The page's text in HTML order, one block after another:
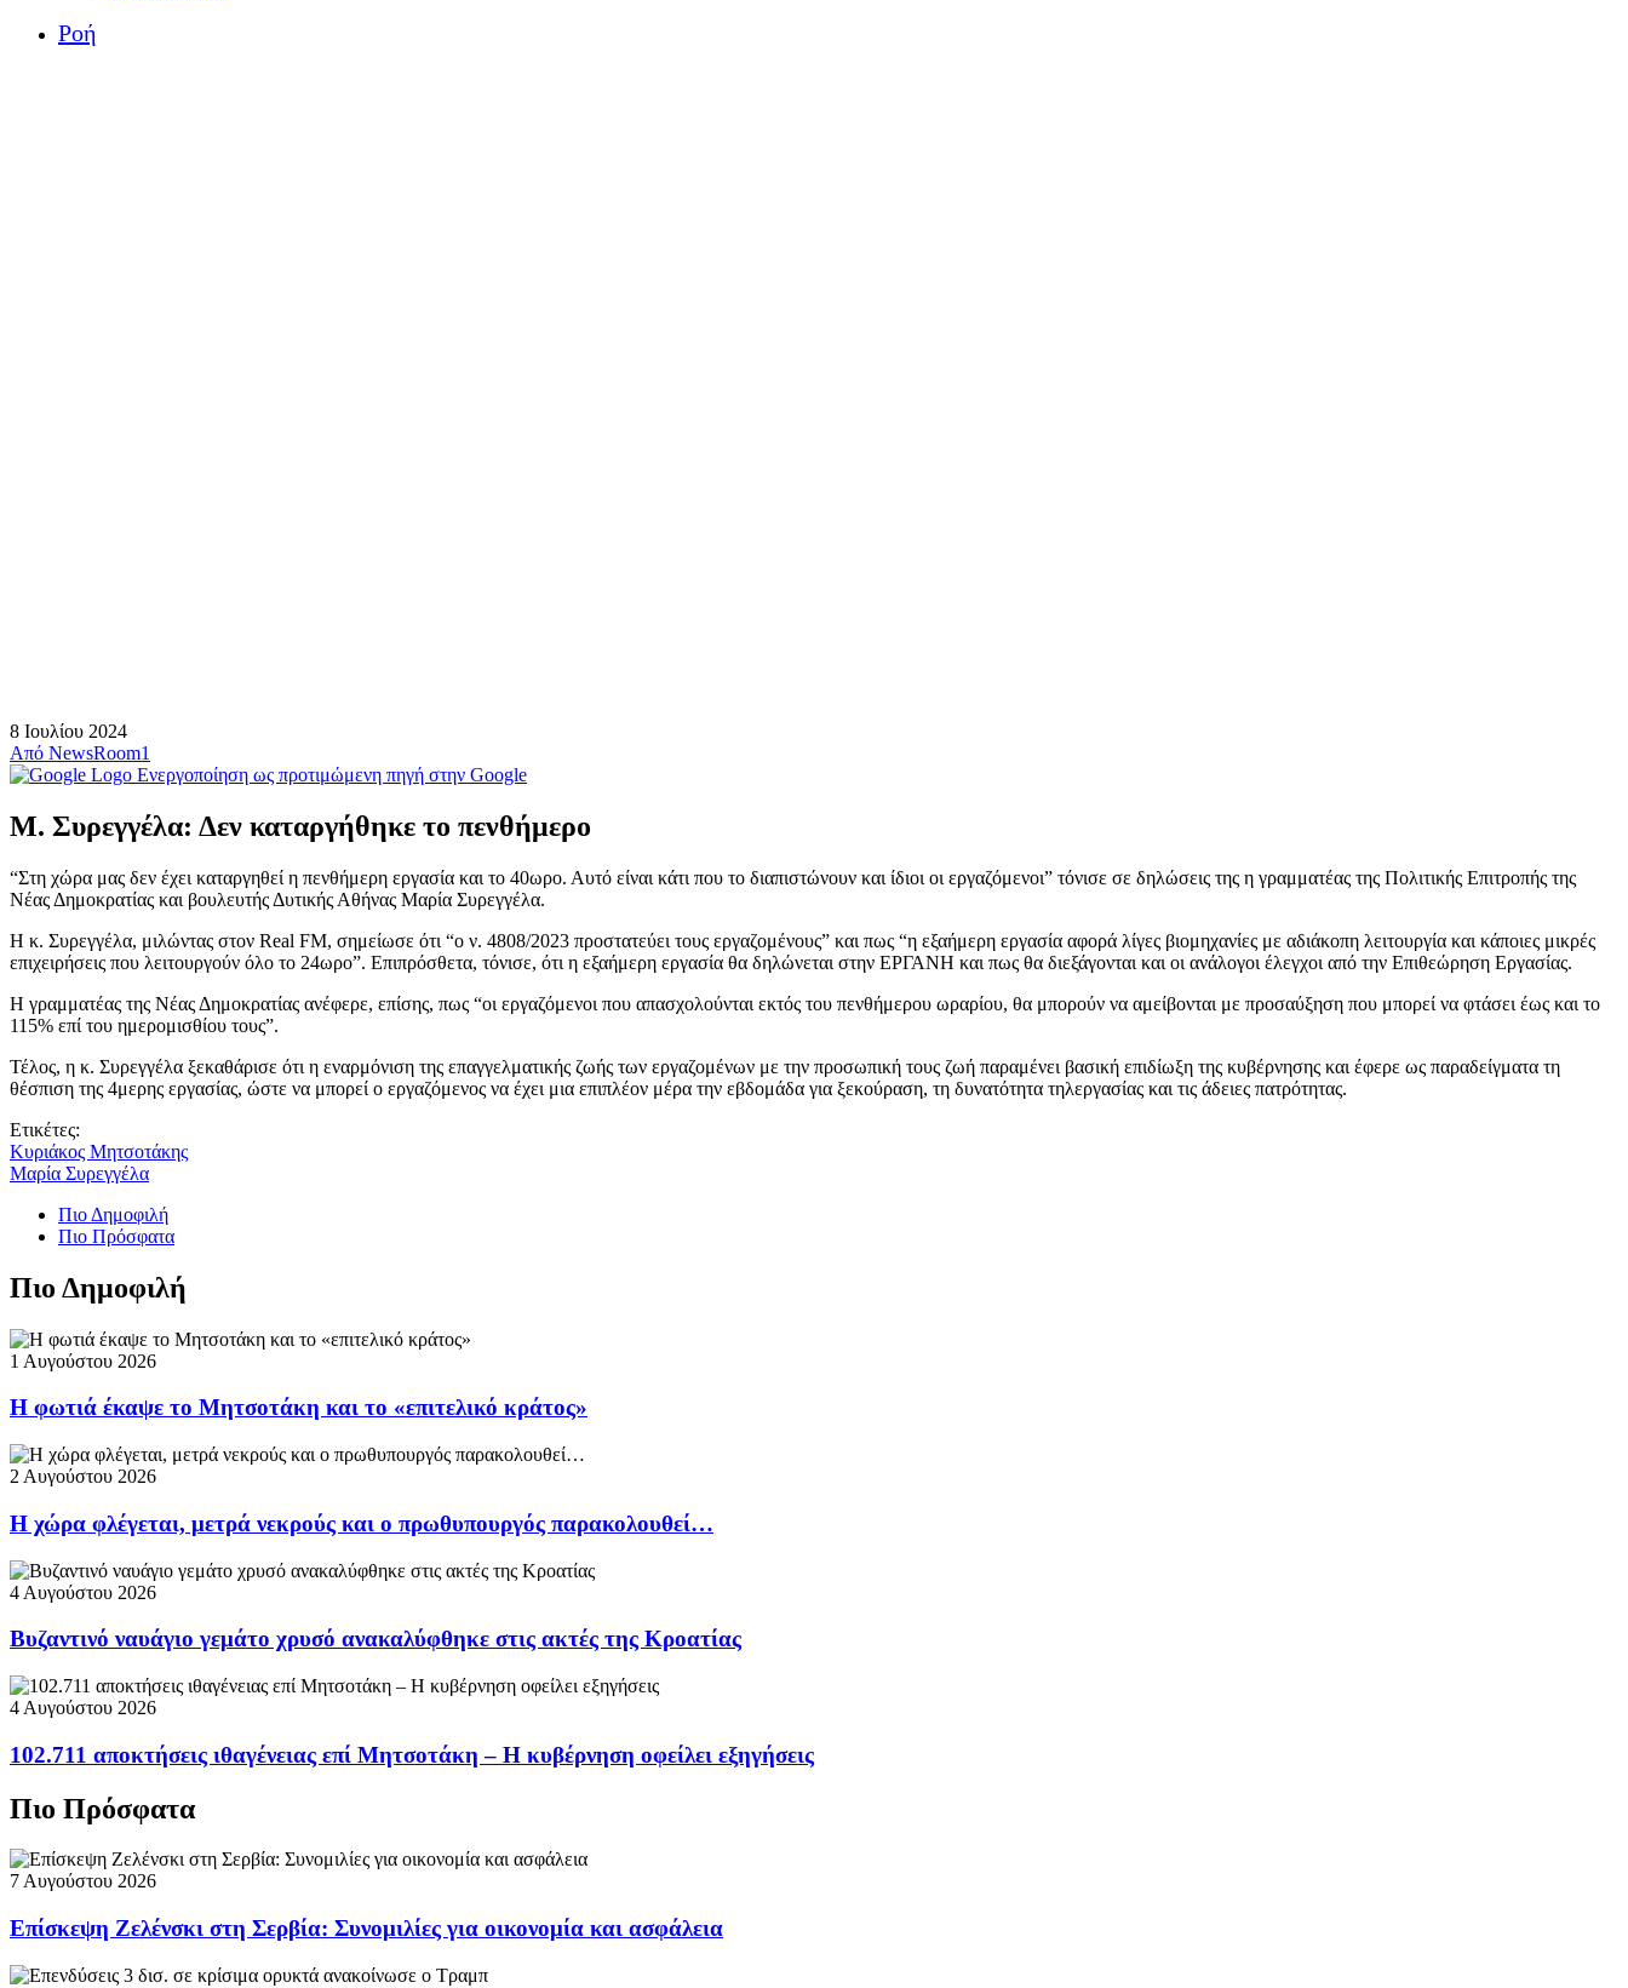
Ροή
8 Ιουλίου 2024
Από NewsRoom1
Ενεργοποίηση ως προτιμώμενη πηγή στην Google
Μ. Συρεγγέλα: Δεν καταργήθηκε το πενθήμερο
“Στη χώρα μας δεν έχει καταργηθεί η πενθήμερη εργασία και το 40ωρο. Αυτό είναι κάτι που το διαπιστώνουν και ίδιοι οι εργαζόμενοι” τόνισε σε δηλώσεις της η γραμματέας της Πολιτικής Επιτροπής της
Νέας Δημοκρατίας και βουλευτής Δυτικής Αθήνας Μαρία Συρεγγέλα.
Η κ. Συρεγγέλα, μιλώντας στον Real FM, σημείωσε ότι “ο ν. 4808/2023 προστατεύει τους εργαζομένους” και πως “η εξαήμερη εργασία αφορά λίγες βιομηχανίες με αδιάκοπη λειτουργία και κάποιες μικρές
επιχειρήσεις που λειτουργούν όλο το 24ωρο”. Επιπρόσθετα, τόνισε, ότι η εξαήμερη εργασία θα δηλώνεται στην ΕΡΓΑΝΗ και πως θα διεξάγονται και οι ανάλογοι έλεγχοι από την Επιθεώρηση Εργασίας.
Η γραμματέας της Νέας Δημοκρατίας ανέφερε, επίσης, πως “οι εργαζόμενοι που απασχολούνται εκτός του πενθήμερου ωραρίου, θα μπορούν να αμείβονται με προσαύξηση που μπορεί να φτάσει έως και το
115% επί του ημερομισθίου τους”.
Τέλος, η κ. Συρεγγέλα ξεκαθάρισε ότι η εναρμόνιση της επαγγελματικής ζωής των εργαζομένων με την προσωπική τους ζωή παραμένει βασική επιδίωξη της κυβέρνησης και έφερε ως παραδείγματα τη
θέσπιση της 4μερης εργασίας, ώστε να μπορεί ο εργαζόμενος να έχει μια επιπλέον μέρα την εβδομάδα για ξεκούραση, τη δυνατότητα τηλεργασίας και τις άδειες πατρότητας.
Ετικέτες:
Κυριάκος Μητσοτάκης
Μαρία Συρεγγέλα
Πιο Δημοφιλή
Πιο Πρόσφατα
Πιο Δημοφιλή
1 Αυγούστου 2026
Η φωτιά έκαψε το Μητσοτάκη και το «επιτελικό κράτος»
2 Αυγούστου 2026
Η χώρα φλέγεται, μετρά νεκρούς και ο πρωθυπουργός παρακολουθεί…
4 Αυγούστου 2026
Βυζαντινό ναυάγιο γεμάτο χρυσό ανακαλύφθηκε στις ακτές της Κροατίας
4 Αυγούστου 2026
102.711 αποκτήσεις ιθαγένειας επί Μητσοτάκη – Η κυβέρνηση οφείλει εξηγήσεις
Πιο Πρόσφατα
7 Αυγούστου 2026
Επίσκεψη Ζελένσκι στη Σερβία: Συνομιλίες για οικονομία και ασφάλεια